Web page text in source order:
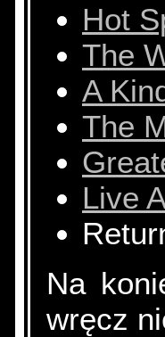
Hot
The
A
The
Live
Na
wręcz